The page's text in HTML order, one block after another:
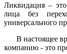
Ликвидация –
лица без
универсального
В настоящее
компанию - это